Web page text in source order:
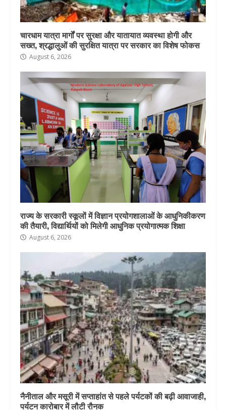
चारधाम यात्रा मार्गों पर सुरक्षा और यातायात व्यवस्था होगी और
सख्त, श्रद्धालुओं की सुरक्षित यात्रा पर सरकार का विशेष फोकस
August 6, 2026
राज्य के सरकारी स्कूलों में विज्ञान प्रयोगशालाओं के आधुनिकीकरण
की तैयारी, विद्यार्थियों को मिलेगी आधुनिक प्रयोगात्मक शिक्षा
August 6, 2026
नैनीताल और मसूरी में सप्ताहांत से पहले पर्यटकों की बढ़ी आवाजाही,
पर्यटन कारोबार में लौटी रौनक